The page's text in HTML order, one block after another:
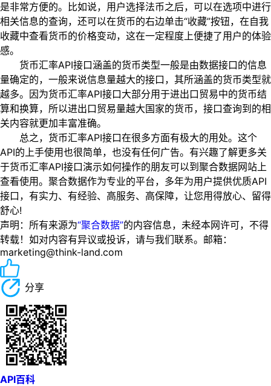
是非常方便的。比如说，用户选择法币之后，可以在选项中进行
相关信息的查询，还可以在货币的右边单击“收藏”按钮，在自我
收藏中查看货币的价格变动，这在一定程度上便捷了用户的体验
感。
货币汇率API接口涵盖的货币类型一般是由数据接口的信息
量确定的，一般来说信息量越大的接口，其所涵盖的货币类型就
越多。因为货币汇率API接口大部分用于进出口贸易中的货币结
算和换算，所以进出口贸易量越大国家的货币，接口查询到的相
关内容就更加丰富准确。
总之，货币汇率API接口在很多方面有极大的用处。这个
API的上手使用也很简单，也没有任何广告。有兴趣了解更多关
于货币汇率API接口演示如何操作的朋友可以到聚合数据网站上
查看使用。聚合数据作为专业的平台，多年为用户提供优质API
接口，有实力、有经验、高服务、高保障，让您用得放心、留得
舒心!
声明：所有来源为“聚合数据”的内容信息，未经本网许可，不得
转载！如对内容有异议或投诉，请与我们联系。邮箱：
marketing@think-land.com
分享
API百科